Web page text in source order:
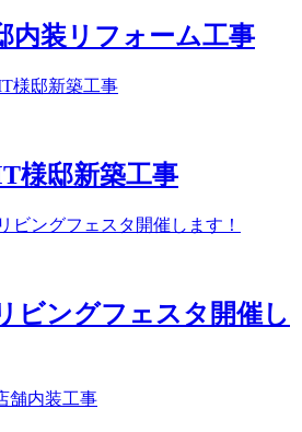
装リフォーム工事
様邸新築工事
ビングフェスタ開催し